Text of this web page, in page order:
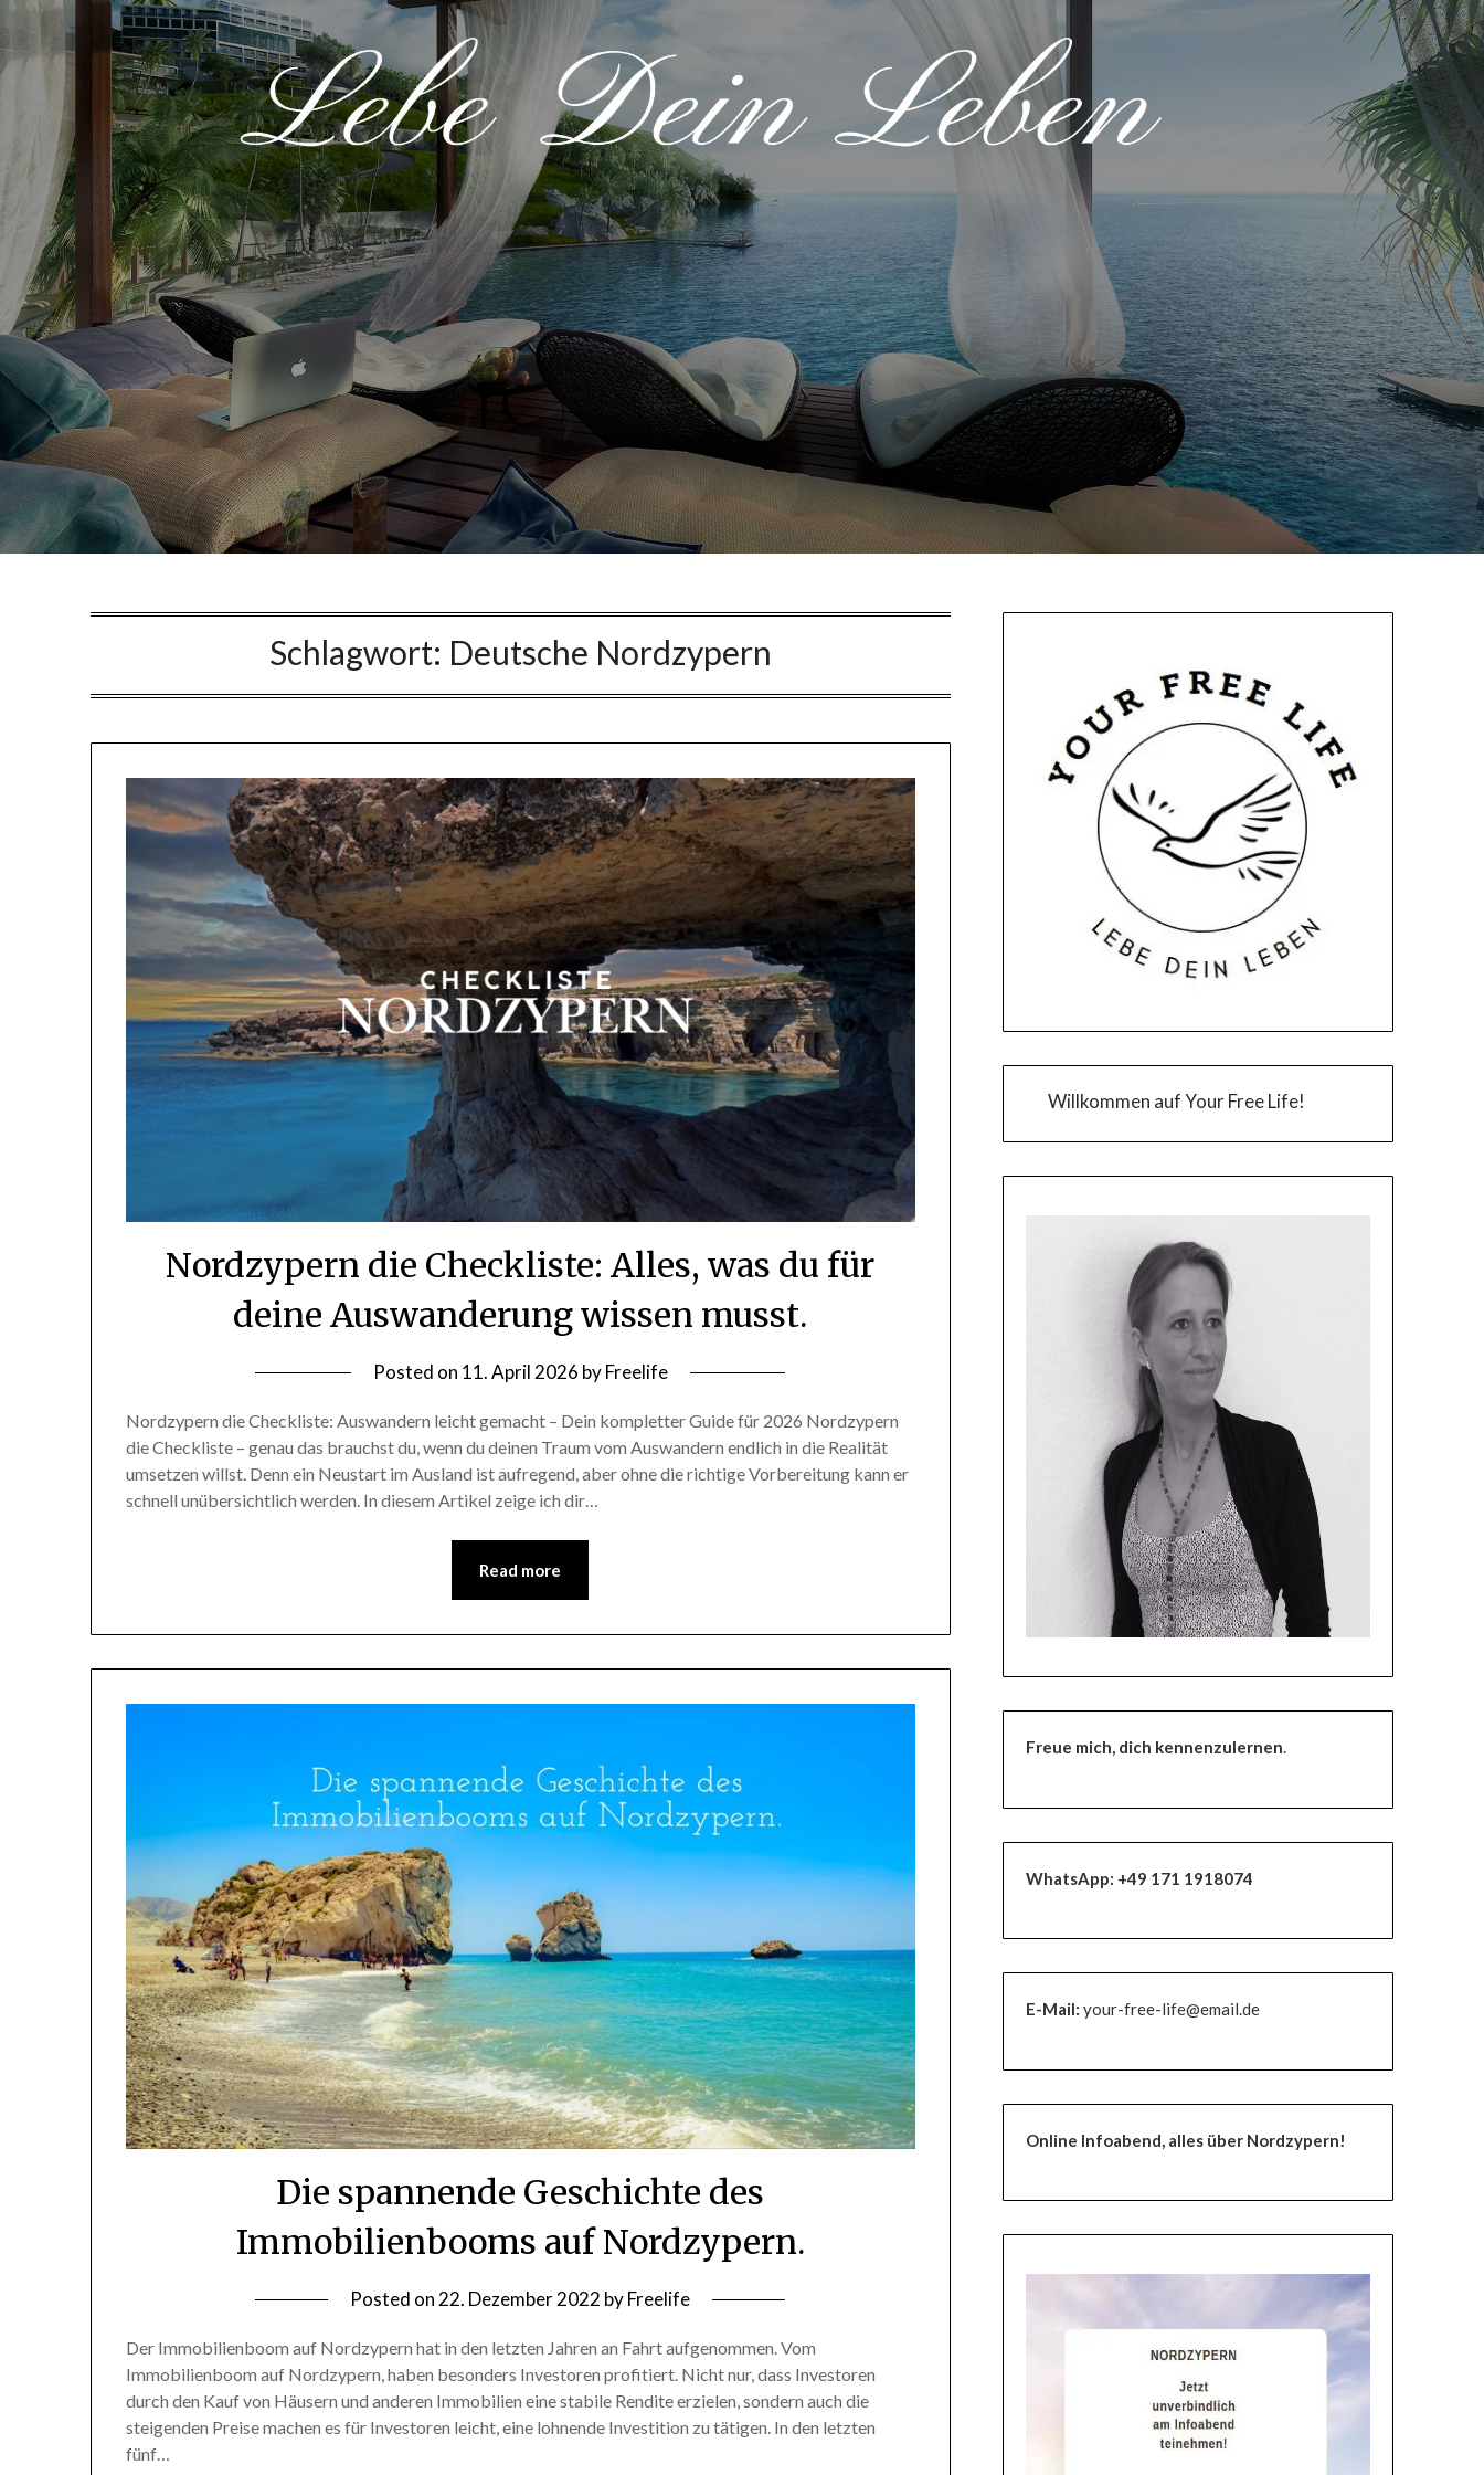
Schlagwort: Deutsche Nordzypern
Nordzypern die Checkliste: Alles, was du für
deine Auswanderung wissen musst.
Posted on 11. April 2026 byFreelife
Nordzypern die Checkliste: Auswandern leicht gemacht – Dein kompletter Guide für 2026 Nordzypern
die Checkliste – genau das brauchst du, wenn du deinen Traum vom Auswandern endlich in die Realität
umsetzen willst. Denn ein Neustart im Ausland ist aufregend, aber ohne die richtige Vorbereitung kann er
schnell unübersichtlich werden. In diesem Artikel zeige ich dir…
Read more
Die spannende Geschichte des
Immobilienbooms auf Nordzypern.
Posted on 22. Dezember 2022 byFreelife
Der Immobilienboom auf Nordzypern hat in den letzten Jahren an Fahrt aufgenommen. Vom
Immobilienboom auf Nordzypern, haben besonders Investoren profitiert. Nicht nur, dass Investoren
durch den Kauf von Häusern und anderen Immobilien eine stabile Rendite erzielen, sondern auch die
steigenden Preise machen es für Investoren leicht, eine lohnende Investition zu tätigen. In den letzten
fünf…
Willkommen auf Your Free Life!
Freue mich, dich kennenzulernen.
WhatsApp: +49 171 1918074
E-Mail: your-free-life@email.de
Online Infoabend, alles über Nordzypern!